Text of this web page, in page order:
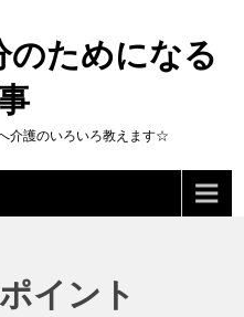
のためになる
介護のいろいろ教えます☆
イント